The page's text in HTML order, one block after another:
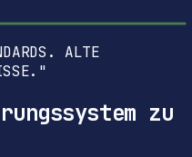
ALTE
zu